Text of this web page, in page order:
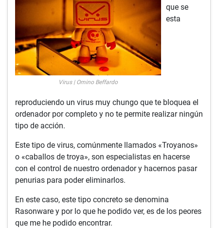
Virus | Omino Beffardo
que se
esta
reproduciendo un virus muy chungo que te bloquea el
ordenador por completo y no te permite realizar ningún
tipo de acción.
Este tipo de virus, comúnmente llamados «Troyanos»
o «caballos de troya», son especialistas en hacerse
con el control de nuestro ordenador y hacernos pasar
penurias para poder eliminarlos.
En este caso, este tipo concreto se denomina
Rasonware y por lo que he podido ver, es de los peores
que me he podido encontrar.